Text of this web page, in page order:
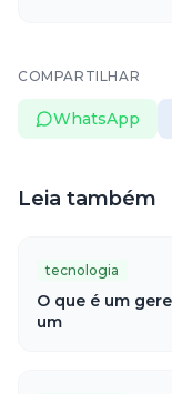
COMPARTILHAR
WhatsApp
Leia também
tecnologia
O que é um
um